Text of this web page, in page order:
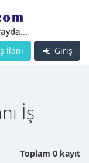
Giriş
İlanı
İş
Toplam 0 kayıt